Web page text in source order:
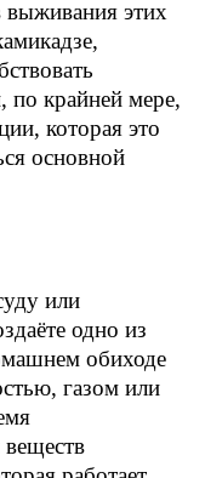
выживания этих
по крайней мере,
которая это
основной
или
одно из
обиходе
газом или